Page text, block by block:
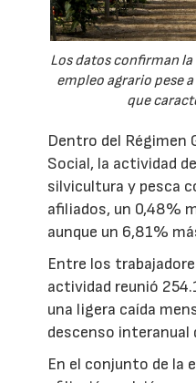
Los datos confirman
empleo agrario pese
que
Dentro del Régimen
Social, la actividad
silvicultura y pesca
afiliados, un 0,48%
aunque un 6,81%
Entre los
actividad reunió
una ligera caída
descenso interanual
En el conjunto de la